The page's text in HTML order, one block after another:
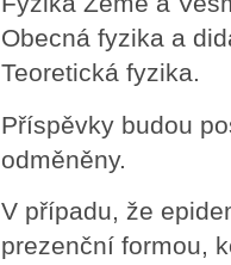
Obecná fyzika a
Teoretická fyzika.
Příspěvky budou
odměněny.
V případu, že
prezenční formou,